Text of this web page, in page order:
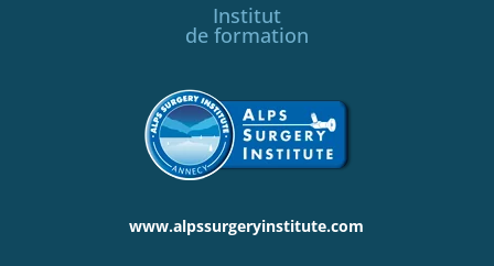
Institut
de formation
www.alpssurgeryinstitute.com